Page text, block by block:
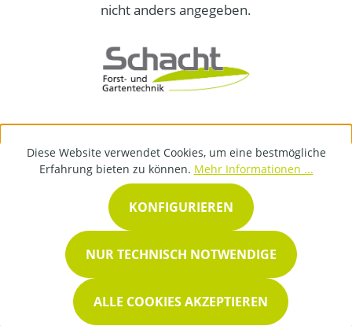
nicht anders angegeben.
Diese Website verwendet Cookies, um eine bestmögliche
Erfahrung bieten zu können. Mehr Informationen ...
NUR TECHNISCH NOTWENDIGE
KONFIGURIEREN
ALLE COOKIES AKZEPTIEREN